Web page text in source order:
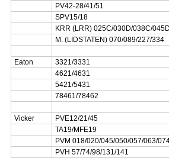
PV42-28/41/51
SPV15/18
KRR (LRR) 025C/030D/038C/045D
M. (LIDSTATEN) 070/089/227/334
Eaton
3321/3331
4621/4631
5421/5431
78461/78462
Vicker
PVE12/21/45
TA19/MFE19
PVM 018/020/045/050/057/063/
PVH 57/74/98/131/141